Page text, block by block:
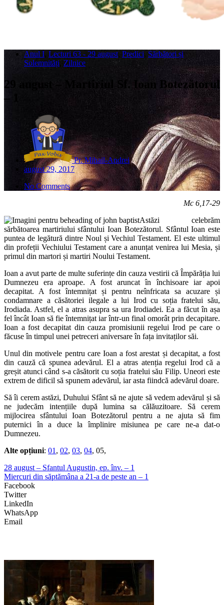
Anul I Lecturi 63 - 29 august Predici Sărbători și
Solemnități Zilnice
29 august – Martiriul Sf. Ioan Botezătorul
– 1
Pr. Mihail-Andrei
august 29, 2017
No Comments
Mc 6,17-29
Astăzi celebrăm
sărbătoarea martiriului sfântului Ioan Botezătorul. Sfântul Ioan este
puntea de legătură dintre Noul și Vechiul Testament. El este ultimul
din profeții Vechiului Testament care a anunțat venirea lui Mesia, și
primul din martori și martiri Noului Testament.
Ioan a avut parte de multe suferințe din cauza vestirii că Împărăția lui
Dumnezeu era aproape. A fost aruncat în închisoare iar apoi
decapitat. A fost întemnițat și pentru neînfricata sa acuzare și
condamnare a căsătoriei ilegale a lui Irod cu soția fratelui său,
Irodiada. Astfel, el a atras asupra sa ura Irodiadei. Ea a făcut în așa
fel încât Ioan să fie întemnițat iar într-un final omorât prin decapitare.
Ioan a fost decapitat din cauza promisiunii regelui Irod pe care o
făcuse în timpul unei petreceri aniversare în fața invitaților săi.
Unul din motivele pentru care Ioan a fost arestat și decapitat, a fost
din cauză că spunea adevărul. El a atras atenția regelui Irod că a
greșit atunci când s-a căsătorit cu soția fratelui său Filip. Uneori este
extrem de dificil să spunem adevărul, iar asta fiindcă adevărul doare.
Să îi cerem astăzi, Duhului Sfânt să ne ajute să vedem adevărul și să
ne judecăm intențiile după lumina sa călăuzitoare. Să cerem
mijlocirea sfântului Ioan Botezătorul pentru a ne ajuta să fim
puternici în a duce la împlinire misiunea pe care ne-a dat-o
Dumnezeu.
Alte opțiuni: 01 , 02, 03, 04, 05,
28 august – Sfantul Augustin, ep. înv. – 1
Miercuri din săptămâna a 21-a de peste an – 1
Facebook
Twitter
LinkedIn
WhatsApp
Email